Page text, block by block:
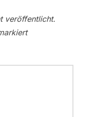
veröffentlicht.